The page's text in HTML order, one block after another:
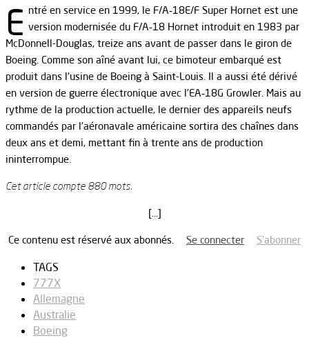
E ntré en service en 1999, le F/A‑18E/F Super Hornet est une
version modernisée du F/A‑18 Hornet introduit en 1983 par
McDonnell-Douglas, treize ans avant de passer dans le giron de
Boeing. Comme son aîné avant lui, ce bimoteur embarqué est
produit dans l’usine de Boeing à Saint-Louis. Il a aussi été dérivé
en version de guerre électronique avec l’EA‑18G Growler. Mais au
rythme de la production actuelle, le dernier des appareils neufs
commandés par l’aéronavale américaine sortira des chaînes dans
deux ans et demi, mettant fin à trente ans de production
ininterrompue.
Cet article compte 880 mots.
[…]
Ce contenu est réservé aux abonnés. Se connecter S’abonner
TAGS
777X
Allemagne
Australie
Boeing